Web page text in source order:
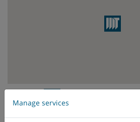
Chile
Manage services